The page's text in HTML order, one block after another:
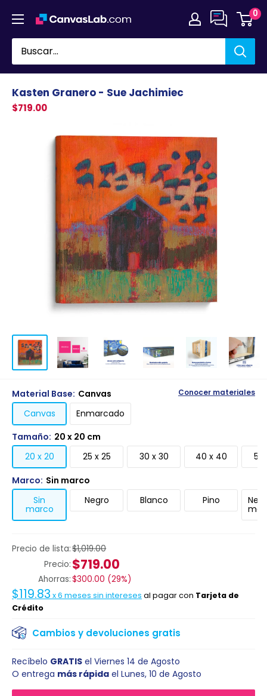
directamente
contenido
0
Kasten Granero - Sue Jachimiec
$719.00
Precio de lista:$1,019.00
Precio: $719.00
Ahorras:$300.00 (29%)
$119.83 x6 meses sin intereses al pagar con Tarjeta de
Crédito
Cambios y devoluciones gratis
Material Base: Canvas Conocer materiales
Canvas
Enmarcado
Tamaño: 20 x 20 cm
20 x 20
25 x 25 30 x 30 40 x 40
50
Marco: Sin marco
Sin
marco
Negro Blanco Pino
Recíbelo GRATIS el Viernes 14 de Agosto
O entrega más rápida el Lunes, 10 de Agosto